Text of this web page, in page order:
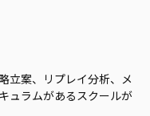
立案、リプレイ分析、メ
ュラムがあるスクールが